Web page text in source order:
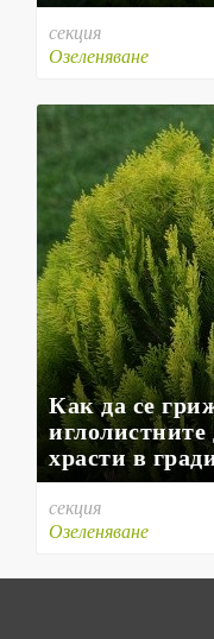
секция
Озеленяване
Как да се
храсти в
секция
Озеленяване